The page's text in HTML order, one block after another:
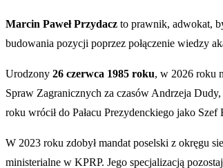
Marcin Paweł Przydacz to prawnik, adwokat,
budowania pozycji poprzez połączenie wiedzy
Urodzony 26 czerwca 1985 roku, w 2026 roku
Spraw Zagranicznych za czasów Andrzeja
roku wrócił do Pałacu Prezydenckiego jako
W 2023 roku zdobył mandat poselski z okręgu
ministerialne w KPRP. Jego specjalizacją